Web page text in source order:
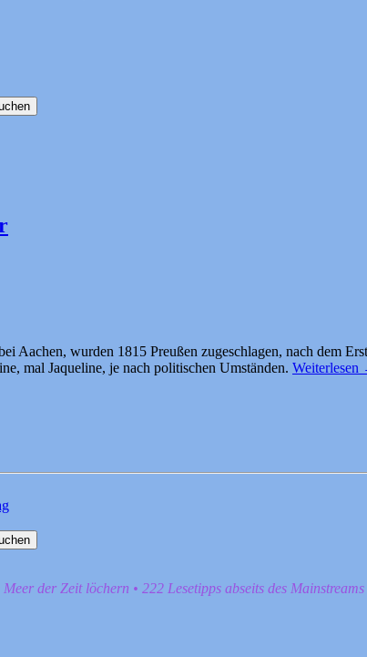
Aachen, wurden 1815 Preußen zugeschlagen, nach dem
mal Jaqueline, je nach politischen Umständen. Weiterlesen
der Zeit löchern • 222 Lesetipps abseits des